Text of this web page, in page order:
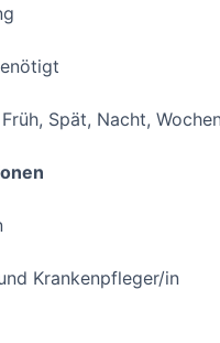
Spät, Nacht,
Krankenpfleger/in